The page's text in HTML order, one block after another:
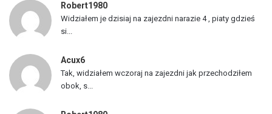
Robert1980
Widziałem je dzisiaj na zajezdni narazie 4 , piaty gdzieś
si...
Acux6
Tak, widziałem wczoraj na zajezdni jak przechodziłem
obok, s...